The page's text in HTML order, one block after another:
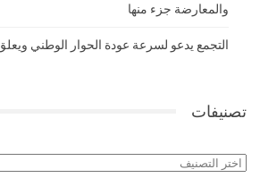
والمعارضة جزء منها
التجمع يدعو لسرعة عودة الحوار الوطني
تصنيفات
تصنيفات